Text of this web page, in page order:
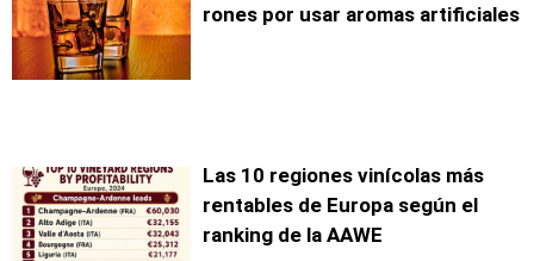
rones por usar aromas artificiales
Las 10 regiones vinícolas más
rentables de Europa según el
ranking de la AAWE